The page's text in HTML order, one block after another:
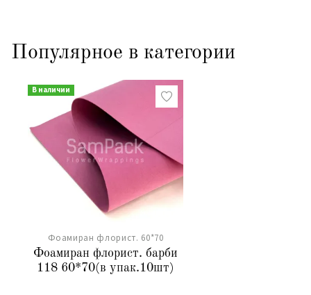
Популярное в категории
В наличии
Фоамиран флорист. 60*70
Фоамиран флорист. барби
118 60*70(в упак.10шт)